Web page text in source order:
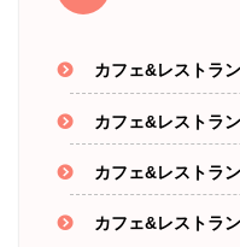
カフェ&レストラ
カフェ&レストラ
カフェ&レストラ
カフェ&レストラ